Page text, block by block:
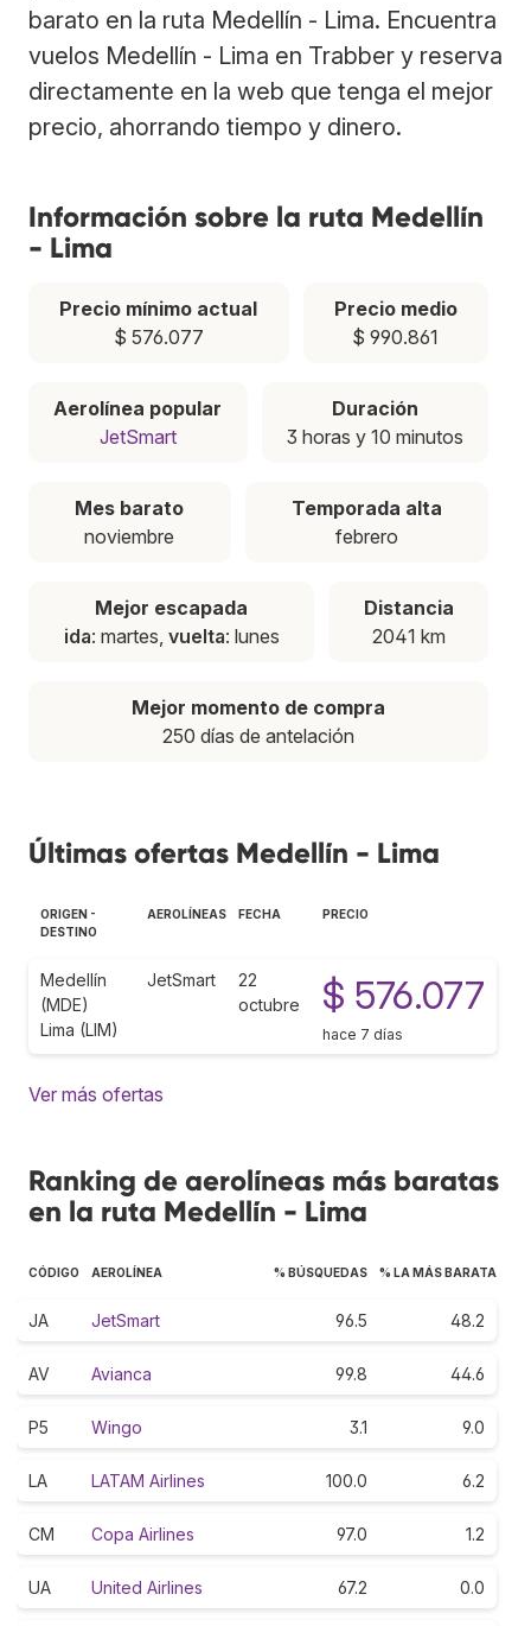
barato en la ruta Medellín - Lima. Encuentra
vuelos Medellín - Lima en Trabber y reserva
directamente en la web que tenga el mejor
precio, ahorrando tiempo y dinero.
Información sobre la ruta Medellín
- Lima
Precio mínimo actual
$ 576.077
Precio medio
$ 990.861
Aerolínea popular
JetSmart
Duración
3 horas y 10 minutos
Mes barato
noviembre
Temporada alta
febrero
Mejor escapada
ida: martes, vuelta: lunes
Distancia
2041 km
Mejor momento de compra
250 días de antelación
Últimas ofertas Medellín - Lima
ORIGEN -
DESTINO
AEROLÍNEAS FECHA PRECIO
Medellín
(MDE)
Lima (LIM)
JetSmart
22
octubre
$ 576.077
hace 7 días
Ver más ofertas
Ranking de aerolíneas más baratas
en la ruta Medellín - Lima
CÓDIGO AEROLÍNEA % BÚSQUEDAS % LA MÁS BARATA
JA JetSmart 96.5 48.2
AV Avianca 99.8 44.6
P5 Wingo 3.1 9.0
LA LATAM Airlines 100.0 6.2
CM Copa Airlines 97.0 1.2
UA United Airlines 67.2 0.0